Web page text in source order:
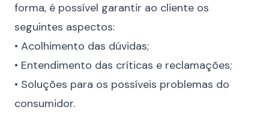
forma, é possível garantir ao cliente os
seguintes aspectos:
• Acolhimento das dúvidas;
• Entendimento das críticas e reclamações;
• Soluções para os possíveis problemas do
consumidor.